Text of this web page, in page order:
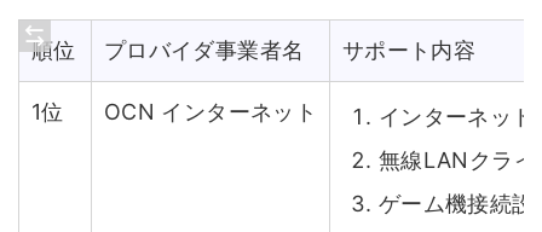
順位 プロバイダ事業者名 サポート内容
1位 OCN インターネット
インターネッ
無線LANクライ
ゲーム機接続設